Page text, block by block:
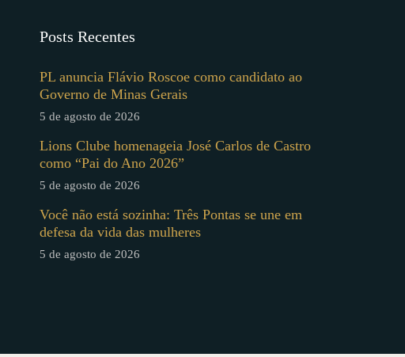
Posts Recentes
PL anuncia Flávio Roscoe como candidato ao
Governo de Minas Gerais
5 de agosto de 2026
Lions Clube homenageia José Carlos de Castro
como “Pai do Ano 2026”
5 de agosto de 2026
Você não está sozinha: Três Pontas se une em
defesa da vida das mulheres
5 de agosto de 2026